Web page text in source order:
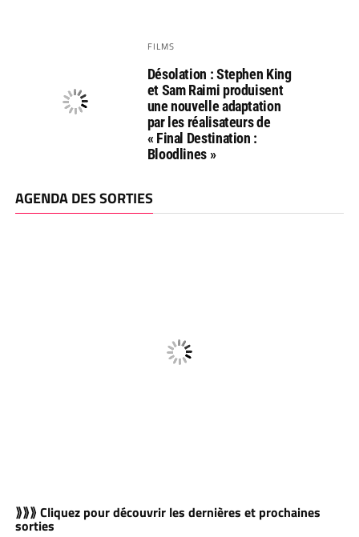
FILMS
Désolation : Stephen King
et Sam Raimi produisent
une nouvelle adaptation
par les réalisateurs de
« Final Destination :
Bloodlines »
AGENDA DES SORTIES
⟫⟫⟫ Cliquez pour découvrir les dernières et prochaines
sorties